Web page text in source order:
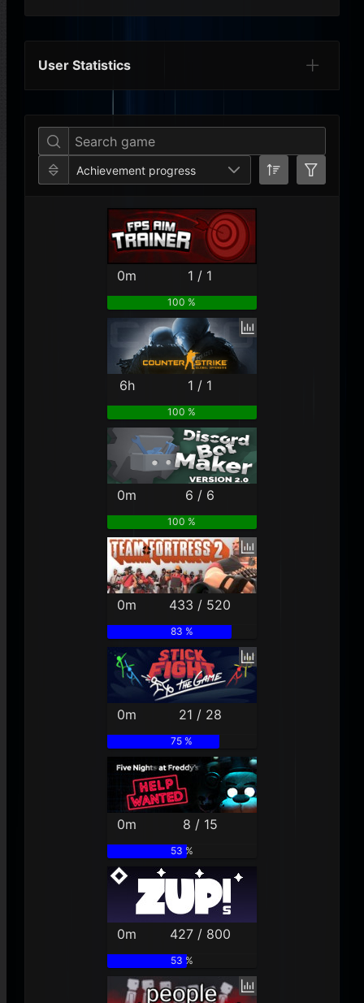
User Statistics
Per Year Last Year Last Month Per
Achievement progress
0m 1 / 1
100 %
6h 1 / 1
100 %
0m 6 / 6
100 %
0m 433 / 520
83 %
0m 21 / 28
75 %
0m 8 / 15
53 %
0m 427 / 800
53 %